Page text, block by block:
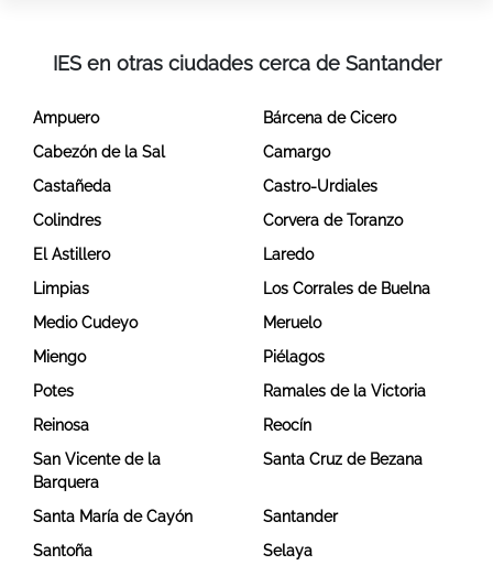
IES en otras ciudades cerca de Santander
Ampuero
Bárcena de Cicero
Cabezón de la Sal
Camargo
Castañeda
Castro-Urdiales
Colindres
Corvera de Toranzo
El Astillero
Laredo
Limpias
Los Corrales de Buelna
Medio Cudeyo
Meruelo
Miengo
Piélagos
Potes
Ramales de la Victoria
Reinosa
Reocín
San Vicente de la
Barquera
Santa Cruz de Bezana
Santa María de Cayón
Santander
Santoña
Selaya